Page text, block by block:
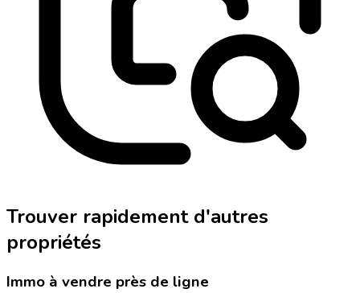
Trouver rapidement d'autres
propriétés
Immo à vendre près de ligne